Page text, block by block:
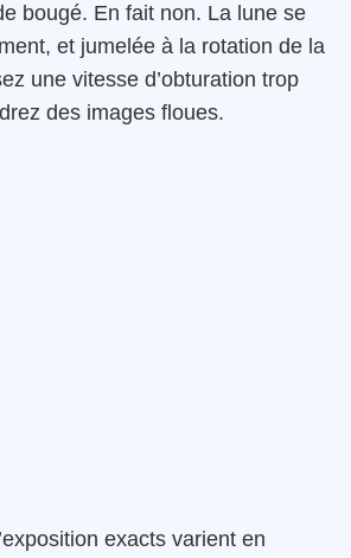
bougé. En fait non. La lune se
et jumelée à la rotation de la
une vitesse d’obturation trop
des images floues.
exacts varient en